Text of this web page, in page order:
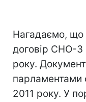
Нагадаємо, що
договір СНО-3
року.
парламентами
2011 року. У